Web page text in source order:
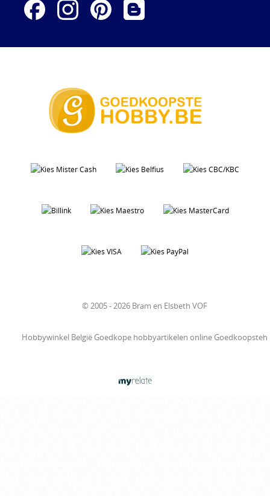
© 2005 - 2026 Bram en Elsbeth VOF
Hobbywinkel België Goedkope hobbyartikelen online Goedkoopsteh